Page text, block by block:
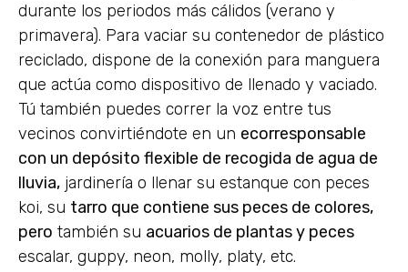
durante los periodos más cálidos (verano y
primavera). Para vaciar su contenedor de plástico
reciclado, dispone de la conexión para manguera
que actúa como dispositivo de llenado y vaciado.
Tú también puedes correr la voz entre tus
vecinos convirtiéndote en un ecorresponsable
con un depósito flexible de recogida de agua de
lluvia, jardinería o llenar su estanque con peces
koi, su tarro que contiene sus peces de colores,
pero también su acuarios de plantas y peces
escalar, guppy, neon, molly, platy, etc.